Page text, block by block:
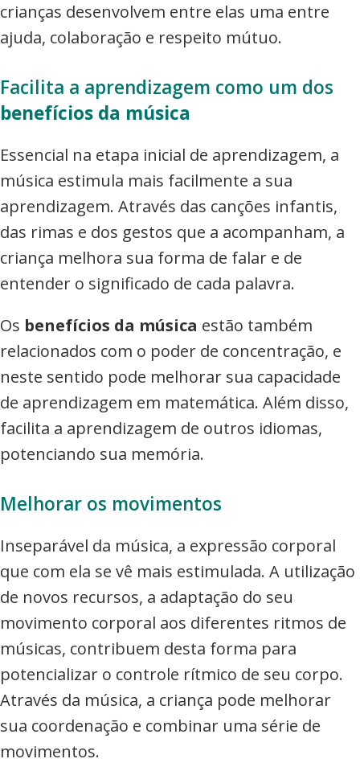
crianças desenvolvem entre elas uma entre
ajuda, colaboração e respeito mútuo.
Facilita a aprendizagem como um dos
benefícios da música
Essencial na etapa inicial de aprendizagem, a
música estimula mais facilmente a sua
aprendizagem. Através das canções infantis,
das rimas e dos gestos que a acompanham, a
criança melhora sua forma de falar e de
entender o significado de cada palavra.
Os benefícios da música estão também
relacionados com o poder de concentração, e
neste sentido pode melhorar sua capacidade
de aprendizagem em matemática. Além disso,
facilita a aprendizagem de outros idiomas,
potenciando sua memória.
Melhorar os movimentos
Inseparável da música, a expressão corporal
que com ela se vê mais estimulada. A utilização
de novos recursos, a adaptação do seu
movimento corporal aos diferentes ritmos de
músicas, contribuem desta forma para
potencializar o controle rítmico de seu corpo.
Através da música, a criança pode melhorar
sua coordenação e combinar uma série de
movimentos.